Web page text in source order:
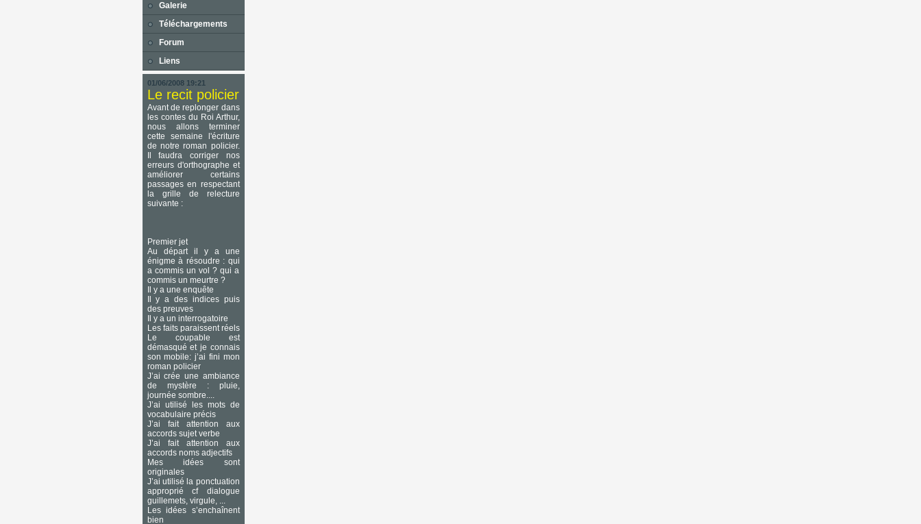
Galerie
Téléchargements
Forum
Liens
01/06/2008 19:21
Le recit policier
Avant de replonger dans
les contes du Roi Arthur,
nous allons terminer
cette semaine l'écriture
de notre roman policier.
Il faudra corriger nos
erreurs d'orthographe et
améliorer certains
passages en respectant
la grille de relecture
suivante :
Premier jet
Au départ il y a une
énigme à résoudre : qui
a commis un vol ? qui a
commis un meurtre ?
Il y a une enquête
Il y a des indices puis
des preuves
Il y a un interrogatoire
Les faits paraissent réels
Le coupable est
démasqué et je connais
son mobile: j’ai fini mon
roman policier
J’ai crée une ambiance
de mystère : pluie,
journée sombre....
J’ai utilisé les mots de
vocabulaire précis
J’ai fait attention aux
accords sujet verbe
J’ai fait attention aux
accords noms adjectifs
Mes idées sont
originales
J’ai utilisé la ponctuation
approprié cf dialogue
guillemets, virgule, ...
Les idées s’enchaînent
bien